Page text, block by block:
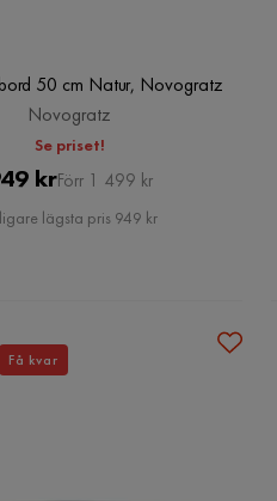
50 cm Natur, Novogratz
Novogratz
Se priset!
Pris
kr Original
Pris
Förr 1 499 kr
lägsta pris 949 kr
Få kvar